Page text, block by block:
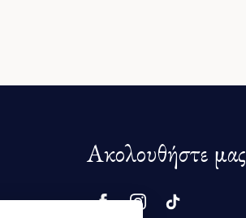
Ακολουθήστε μας